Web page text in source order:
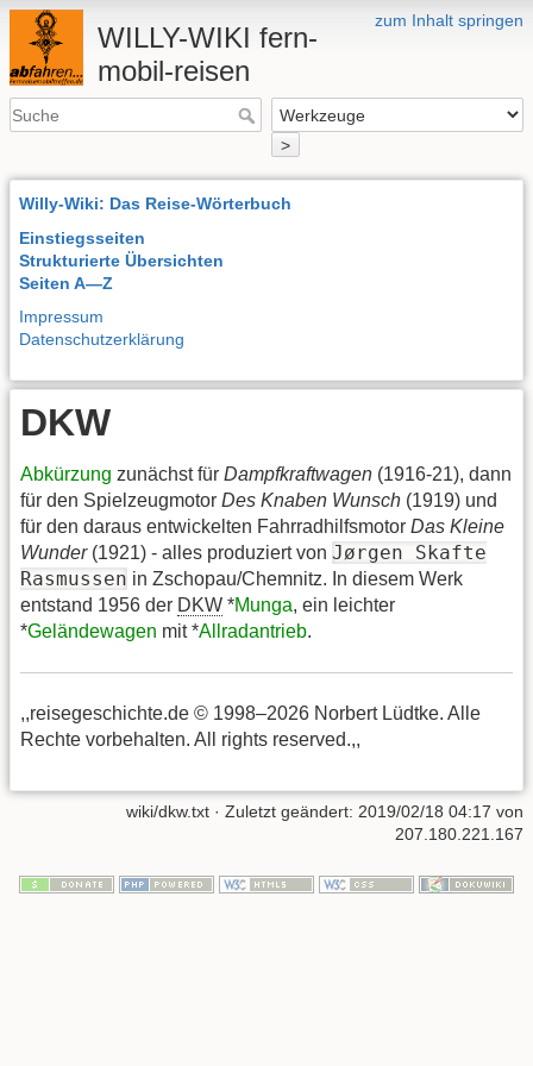
zum Inhalt springen
WILLY-WIKI fern-
mobil-reisen
>
Willy-Wiki: Das Reise-Wörterbuch
Einstiegsseiten
Strukturierte Übersichten
Seiten A—Z
Impressum
Datenschutzerklärung
DKW
Abkürzung zunächst für Dampfkraftwagen (1916-21), dann
für den Spielzeugmotor Des Knaben Wunsch (1919) und
für den daraus entwickelten Fahrradhilfsmotor Das Kleine
Wunder(1921) - alles produziert von Jørgen Skafte
Rasmussen in Zschopau/Chemnitz. In diesem Werk
entstand 1956 der DKW *Munga, ein leichter
*Geländewagen mit *Allradantrieb.
,,reisegeschichte.de © 1998–2026 Norbert Lüdtke. Alle
Rechte vorbehalten. All rights reserved.,,
wiki/dkw.txt · Zuletzt geändert: 2019/02/18 04:17 von
207.180.221.167